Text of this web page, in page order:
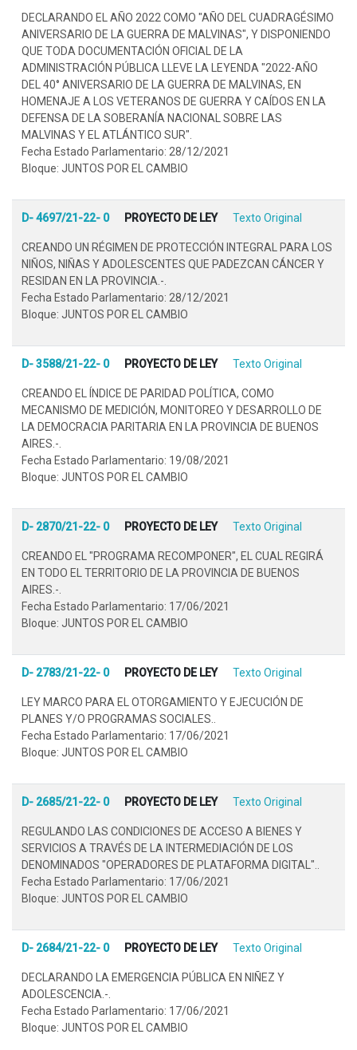
DECLARANDO EL AÑO 2022 COMO "AÑO DEL CUADRAGÉSIMO
ANIVERSARIO DE LA GUERRA DE MALVINAS", Y DISPONIENDO
QUE TODA DOCUMENTACIÓN OFICIAL DE LA
ADMINISTRACIÓN PÚBLICA LLEVE LA LEYENDA "2022-AÑO
DEL 40° ANIVERSARIO DE LA GUERRA DE MALVINAS, EN
HOMENAJE A LOS VETERANOS DE GUERRA Y CAÍDOS EN LA
DEFENSA DE LA SOBERANÍA NACIONAL SOBRE LAS
MALVINAS Y EL ATLÁNTICO SUR".
Fecha Estado Parlamentario: 28/12/2021
Bloque: JUNTOS POR EL CAMBIO
D- 4697/21-22- 0 PROYECTO DE LEY Texto Original
CREANDO UN RÉGIMEN DE PROTECCIÓN INTEGRAL PARA LOS
NIÑOS, NIÑAS Y ADOLESCENTES QUE PADEZCAN CÁNCER Y
RESIDAN EN LA PROVINCIA.-.
Fecha Estado Parlamentario: 28/12/2021
Bloque: JUNTOS POR EL CAMBIO
D- 3588/21-22- 0 PROYECTO DE LEY Texto Original
CREANDO EL ÍNDICE DE PARIDAD POLÍTICA, COMO
MECANISMO DE MEDICIÓN, MONITOREO Y DESARROLLO DE
LA DEMOCRACIA PARITARIA EN LA PROVINCIA DE BUENOS
AIRES.-.
Fecha Estado Parlamentario: 19/08/2021
Bloque: JUNTOS POR EL CAMBIO
D- 2870/21-22- 0 PROYECTO DE LEY Texto Original
CREANDO EL "PROGRAMA RECOMPONER", EL CUAL REGIRÁ
EN TODO EL TERRITORIO DE LA PROVINCIA DE BUENOS
AIRES.-.
Fecha Estado Parlamentario: 17/06/2021
Bloque: JUNTOS POR EL CAMBIO
D- 2783/21-22- 0 PROYECTO DE LEY Texto Original
LEY MARCO PARA EL OTORGAMIENTO Y EJECUCIÓN DE
PLANES Y/O PROGRAMAS SOCIALES..
Fecha Estado Parlamentario: 17/06/2021
Bloque: JUNTOS POR EL CAMBIO
D- 2685/21-22- 0 PROYECTO DE LEY Texto Original
REGULANDO LAS CONDICIONES DE ACCESO A BIENES Y
SERVICIOS A TRAVÉS DE LA INTERMEDIACIÓN DE LOS
DENOMINADOS "OPERADORES DE PLATAFORMA DIGITAL"..
Fecha Estado Parlamentario: 17/06/2021
Bloque: JUNTOS POR EL CAMBIO
D- 2684/21-22- 0 PROYECTO DE LEY Texto Original
DECLARANDO LA EMERGENCIA PÚBLICA EN NIÑEZ Y
ADOLESCENCIA.-.
Fecha Estado Parlamentario: 17/06/2021
Bloque: JUNTOS POR EL CAMBIO